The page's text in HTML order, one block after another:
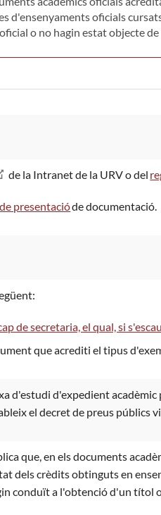
d'ensenyaments oficials
o no hagin estat objecte de
de la Intranet de la URV o del
presentacióde documentació.
de secretaria, el qual, si
que acrediti el tipus
d'estudi d'expedient
el decret de preus públics
que, en els documents
dels crèdits obtinguts en
conduït a l'obtenció d'un títol